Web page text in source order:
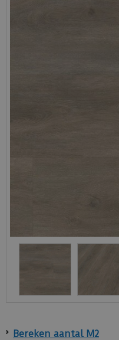
Bereken aantal M2